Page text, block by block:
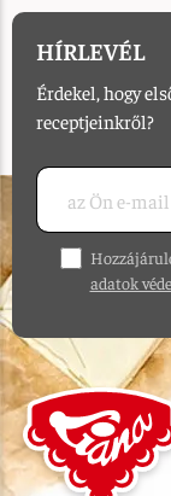
HÍRLEVÉL
Érdekel, hogy
receptjeinkről?
adatok